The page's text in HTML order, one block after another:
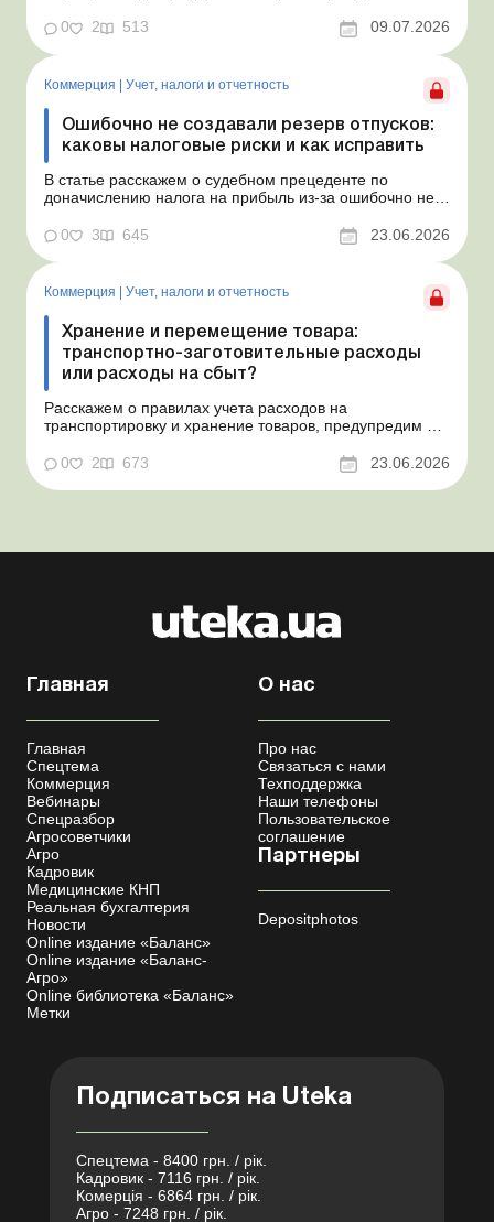
действовать с середины месяца. Предприятие
арендует у физлица автомобиль с 15.07.2026.
Согласно условиям договора арендная плата
составляет 4 000 грн в месяц. Возн...
0 2 513 09.07.2026
Коммерция | Учет, налоги и отчетность
Ошибочно не создавали резерв отпусков:
каковы налоговые риски и как исправить
В статье расскажем о судебном прецеденте по
доначислению налога на прибыль из-за ошибочно не
рекомендации, как минимизировать налоговые риски.
Проблемные расходы: налоговые риски и судебная
практика Понимаем ваши волнения в связи с
ошибочным несоздан...
0 3 645 23.06.2026
Коммерция | Учет, налоги и отчетность
Хранение и перемещение товара:
транспортно-заготовительные расходы
или расходы на сбыт?
Расскажем о правилах учета расходов на
транспортировку и хранение товаров, предупредим о
нормативное обоснование. Проблемные расходы:
налоговые риски и судебная практика Казалось бы, в
этом вопросе неоднозначности быть не может. Но, как
0 2 673 23.06.2026
Главная
Главная
Спецтема
Коммерция
Вебинары
Спецразбор
Агросоветчики
Агро
Кадровик
Медицинские КНП
Реальная бухгалтерия
Новости
Online издание «Баланс»
Online издание «Баланс-
Агро»
Online библиотека «Баланс»
Метки
О нас
Про нас
Связаться с нами
Техподдержка
Наши телефоны
Пользовательское
соглашение
Партнеры
Depositphotos
Подписаться на Uteka
Спецтема - 8400 грн. / рік.
Кадровик - 7116 грн. / рік.
Комерція - 6864 грн. / рік.
Агро - 7248 грн. / рік.